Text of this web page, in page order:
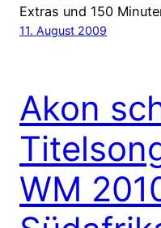
Extras und 150
11. August 2009
Akon
WM